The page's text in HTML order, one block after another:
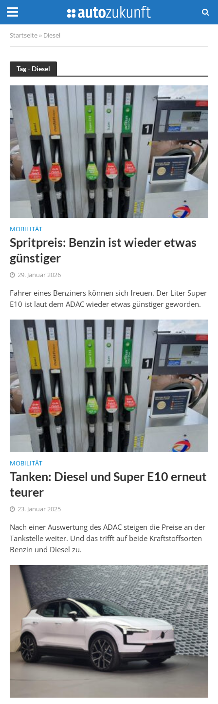
Startseite » Diesel
Tag - Diesel
MOBILITÄT
Spritpreis: Benzin ist wieder etwas
günstiger
29. Januar 2026
Fahrer eines Benziners können sich freuen. Der Liter Super
E10 ist laut dem ADAC wieder etwas günstiger geworden.
MOBILITÄT
Tanken: Diesel und Super E10 erneut
teurer
23. Januar 2025
Nach einer Auswertung des ADAC steigen die Preise an der
Tankstelle weiter. Und das trifft auf beide Kraftstoffsorten
Benzin und Diesel zu.